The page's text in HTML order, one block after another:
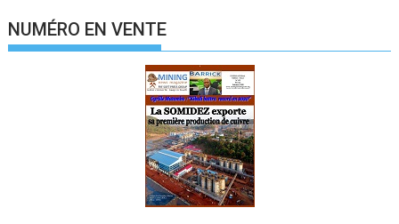
NUMÉRO EN VENTE